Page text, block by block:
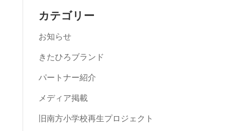
カテゴリー
お知らせ
きたひろブランド
パートナー紹介
メディア掲載
旧南方小学校再生プロジェクト